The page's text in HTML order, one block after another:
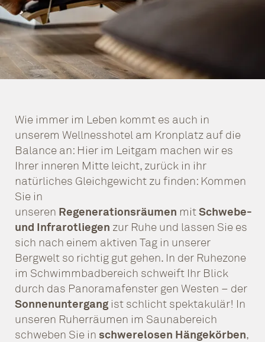
Wie immer im Leben kommt es auch in
unserem Wellnesshotel am Kronplatz auf die
Balance an: Hier im Leitgam machen wir es
Ihrer inneren Mitte leicht, zurück in ihr
natürliches Gleichgewicht zu finden: Kommen
Sie in
unseren Regenerationsräumen mitSchwebe-
und Infrarotliegen zur Ruhe und lassen Sie es
sich nach einem aktiven Tag in unserer
Bergwelt so richtig gut gehen. In der Ruhezone
im Schwimmbadbereich schweift Ihr Blick
durch das Panoramafenster gen Westen – der
Sonnenuntergangist schlicht spektakulär! In
unseren Ruherräumen im Saunabereich
schweben Sie in schwerelosen Hängekörben,